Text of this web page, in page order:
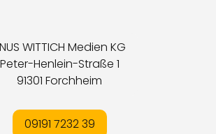
WITTICH Medien KG
Peter-Henlein-Straße 1
91301 Forchheim
09191 7232 39